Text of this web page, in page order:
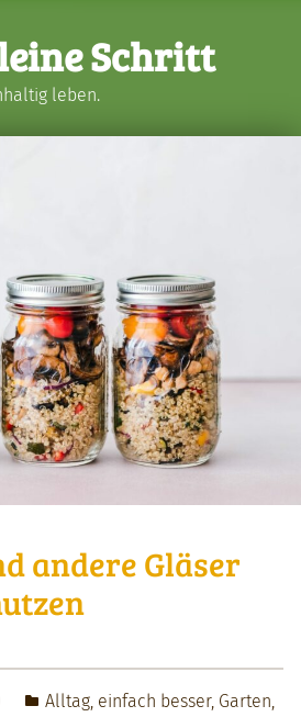
Schritt
leben.
andere Gläser
Alltag, einfach besser, Garten,